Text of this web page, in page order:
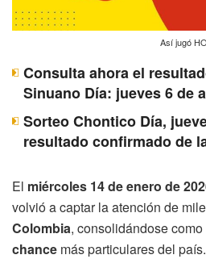
Así jugó
Consulta ahora el
Sinuano Día: jueves 6 de
Sorteo Chontico Día,
resultado confirmado de
El miércoles 14 de enero de
volvió a captar la atención de
Colombia, consolidándose
chance más particulares del